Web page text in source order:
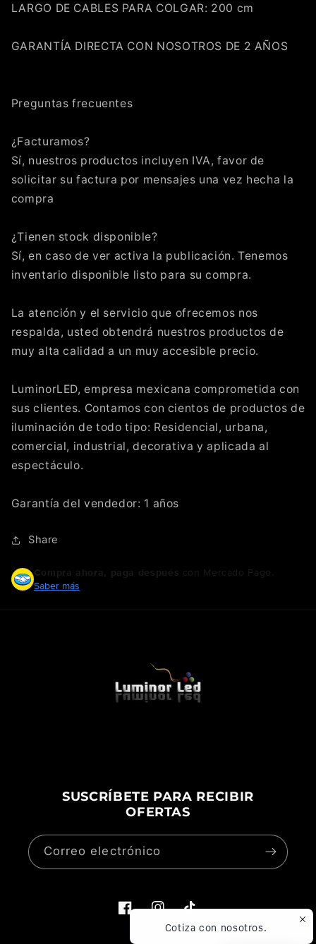
LARGO DE CABLES PARA COLGAR: 200 cm
GARANTÍA DIRECTA CON NOSOTROS DE 2 AÑOS
Preguntas frecuentes
¿Facturamos?
Sí, nuestros productos incluyen IVA, favor de
solicitar su factura por mensajes una vez hecha la
compra
¿Tienen stock disponible?
Sí, en caso de ver activa la publicación. Tenemos
inventario disponible listo para su compra.
La atención y el servicio que ofrecemos nos
respalda, usted obtendrá nuestros productos de
muy alta calidad a un muy accesible precio.
LuminorLED, empresa mexicana comprometida con
sus clientes. Contamos con cientos de productos de
iluminación de todo tipo: Residencial, urbana,
comercial, industrial, decorativa y aplicada al
espectáculo.
Garantía del vendedor: 1 años
Share
Compra ahora, paga después con Mercado Pago.
Saber más
SUSCRÍBETE PARA RECIBIR
OFERTAS
Correo electrónico
Facebook
Crédito sujeto a aprobación.
Cotiza con nosotros.